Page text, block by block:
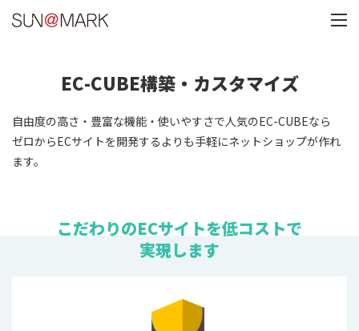
EC-CUBE構築・ カスタマイズ
自由度の高さ・豊富な機能・使いやすさで人気のEC-CUBEなら
ゼロからECサイトを開発するよりも手軽にネットショップが作れ
ます。
こだわりのECサイトを低コストで
実現します